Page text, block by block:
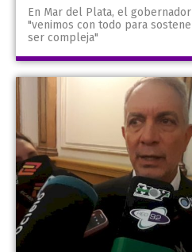
En Mar del Plata, el
"venimos con todo para
ser compleja"